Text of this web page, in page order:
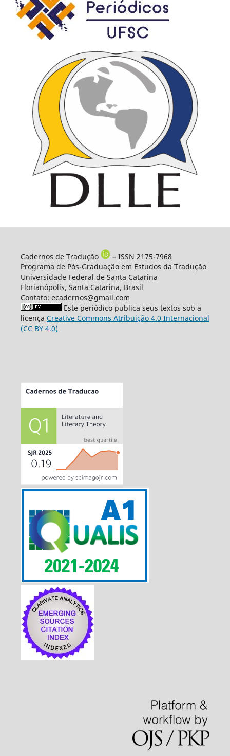
Cadernos de Tradução
– ISSN 2175-7968
Programa de Pós-Graduação em Estudos da Tradução
Universidade Federal de Santa Catarina
Florianópolis, Santa Catarina, Brasil
Contato: ecadernos@gmail.com
Este periódico publica seus textos sob a
licença Creative Commons Atribuição 4.0 Internacional
(CC BY 4.0)